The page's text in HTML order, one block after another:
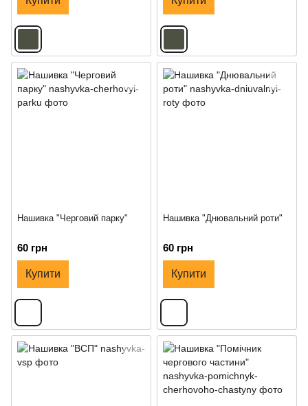
Нашивка "Черговий парку"
60 грн
Купити
Нашивка "Днювальний роти"
60 грн
Купити